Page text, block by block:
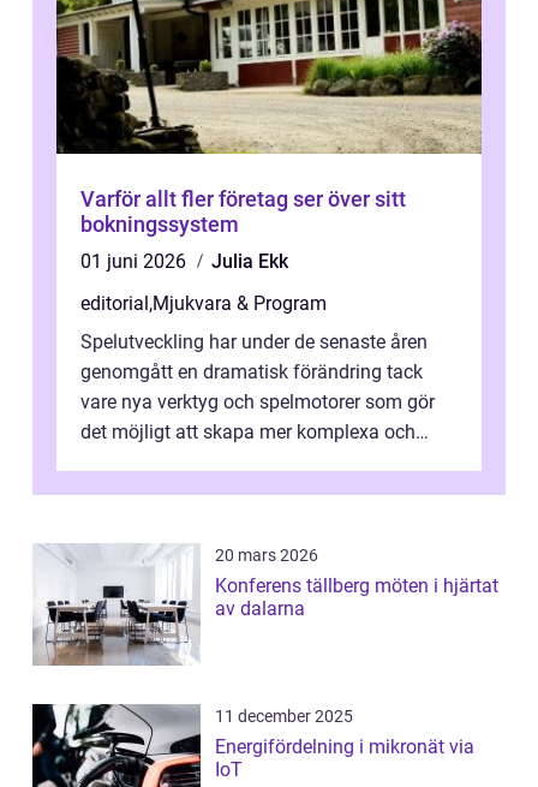
Varför allt fler företag ser över sitt
bokningssystem
01 juni 2026
Julia Ekk
editorial,Mjukvara & Program
Spelutveckling har under de senaste åren
genomgått en dramatisk förändring tack
vare nya verktyg och spelmotorer som gör
det möjligt att skapa mer komplexa och
20 mars 2026
Konferens tällberg möten i hjärtat
av dalarna
11 december 2025
Energifördelning i mikronät via
IoT